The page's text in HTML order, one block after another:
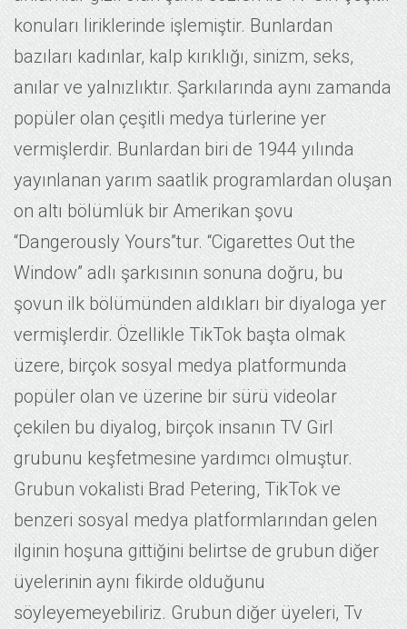
konuları liriklerinde işlemiştir. Bunlardan
bazıları kadınlar, kalp kırıklığı, sinizm, seks,
anılar ve yalnızlıktır. Şarkılarında aynı zamanda
popüler olan çeşitli medya türlerine yer
vermişlerdir. Bunlardan biri de 1944 yılında
yayınlanan yarım saatlik programlardan oluşan
on altı bölümlük bir Amerikan şovu
“Dangerously Yours”tur. “Cigarettes Out the
Window” adlı şarkısının sonuna doğru, bu
şovun ilk bölümünden aldıkları bir diyaloga yer
vermişlerdir. Özellikle TikTok başta olmak
üzere, birçok sosyal medya platformunda
popüler olan ve üzerine bir sürü videolar
çekilen bu diyalog, birçok insanın TV Girl
grubunu keşfetmesine yardımcı olmuştur.
Grubun vokalisti Brad Petering, TikTok ve
benzeri sosyal medya platformlarından gelen
ilginin hoşuna gittiğini belirtse de grubun diğer
üyelerinin aynı fikirde olduğunu
söyleyemeyebiliriz. Grubun diğer üyeleri, Tv